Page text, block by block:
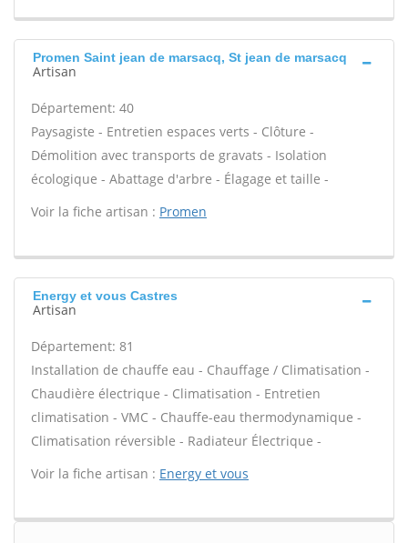
Promen Saint jean de marsacq, St jean de marsacq
Artisan
Département: 40
Paysagiste - Entretien espaces verts - Clôture -
Démolition avec transports de gravats - Isolation
écologique - Abattage d'arbre - Élagage et taille -
Voir la fiche artisan : Promen
Energy et vous Castres
Artisan
Département: 81
Installation de chauffe eau - Chauffage / Climatisation -
Chaudière électrique - Climatisation - Entretien
climatisation - VMC - Chauffe-eau thermodynamique -
Climatisation réversible - Radiateur Électrique -
Voir la fiche artisan : Energy et vous